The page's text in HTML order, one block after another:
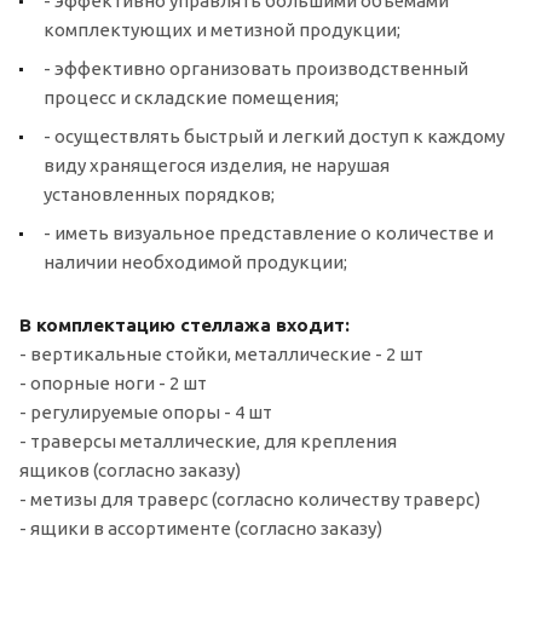
комплектующих и метизной продукции;
- эффективно организовать производственный
процесс и складские помещения;
- осуществлять быстрый и легкий доступ к каждому
виду хранящегося изделия, не нарушая
установленных порядков;
- иметь визуальное представление о количестве и
наличии необходимой продукции;
В комплектацию стеллажа входит:
- вертикальные стойки, металлические - 2 шт
- опорные ноги - 2 шт
- регулируемые опоры - 4 шт
- траверсы металлические, для крепления
ящиков (согласно заказу)
- метизы для траверс (согласно количеству траверс)
- ящики в ассортименте (согласно заказу)